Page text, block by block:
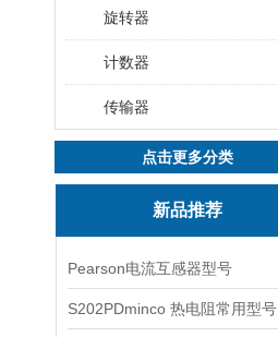
旋转器
计数器
传输器
点击更多分类
新品推荐
Pearson电流互感器型号
S202PDminco 热电阻常用型号